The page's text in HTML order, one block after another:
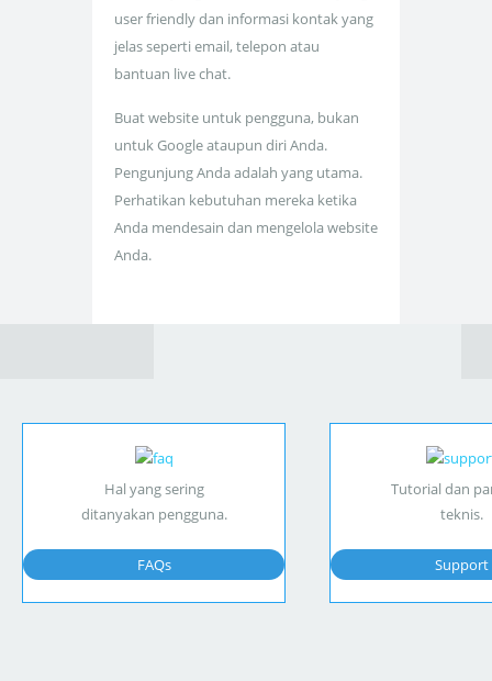
user friendly dan informasi kontak yang
jelas seperti email, telepon atau
bantuan live chat.
Buat website untuk pengguna, bukan
untuk Google ataupun diri Anda.
Pengunjung Anda adalah yang utama.
Perhatikan kebutuhan mereka ketika
Anda mendesain dan mengelola website
Anda.
Hal yang sering
ditanyakan pengguna.
FAQs
Tutorial dan
teknis.
Support